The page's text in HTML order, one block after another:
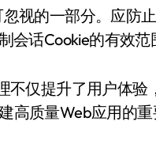
视的一部分。应防
话Cookie的有效范
不仅提升了用户体
高质量Web应用的重